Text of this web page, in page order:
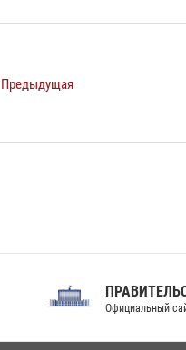
ПРАВИТЕЛЬСТВО РФ
Официальный сайт